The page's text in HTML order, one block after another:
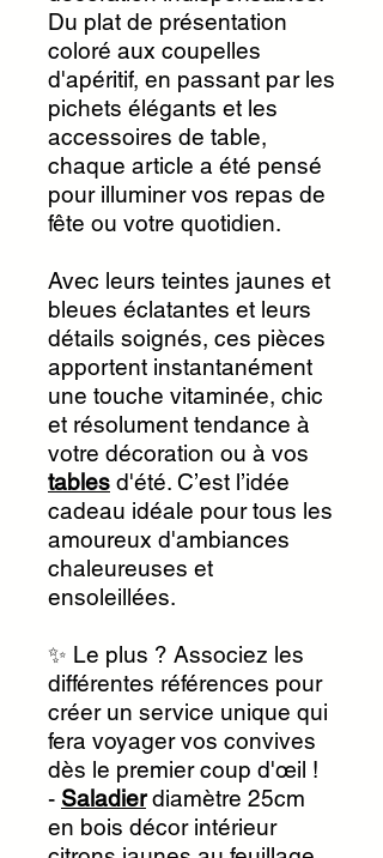
Du plat de présentation
coloré aux coupelles
d'apéritif, en passant par les
pichets élégants et les
accessoires de table,
chaque article a été pensé
pour illuminer vos repas de
fête ou votre quotidien.
Avec leurs teintes jaunes et
bleues éclatantes et leurs
détails soignés, ces pièces
apportent instantanément
une touche vitaminée, chic
et résolument tendance à
votre décoration ou à vos
tables d'été. C’est l’idée
cadeau idéale pour tous les
amoureux d'ambiances
chaleureuses et
ensoleillées.
✨ Le plus ? Associez les
différentes références pour
créer un service unique qui
fera voyager vos convives
dès le premier coup d'œil !
- Saladierdiamètre 25cm
en bois décor intérieur